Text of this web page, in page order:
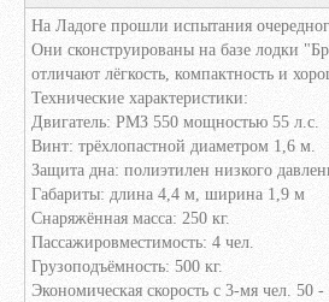
На Ладоге прошли испытания
Они сконструированы на базе лодки
отличают лёгкость, компактность и
Технические характеристики:
Двигатель: РМЗ 550 мощностью 55 л.с.
Винт: трёхлопастной диаметром 1,6 м.
Защита дна: полиэтилен низкого
Габариты: длина 4,4 м, ширина 1,9 м
Снаряжённая масса: 250 кг.
Пассажировместимость: 4 чел.
Грузоподъёмность: 500 кг.
Экономическая скорость с 3-мя чел. 50